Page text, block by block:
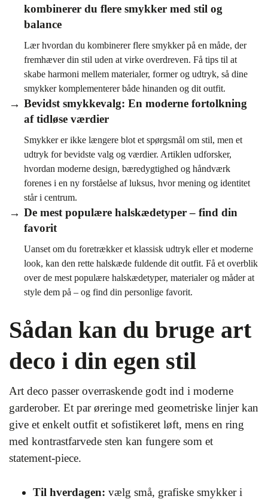
kombinerer du flere smykker med stil og
balance
Lær hvordan du kombinerer flere smykker på en måde, der
fremhæver din stil uden at virke overdreven. Få tips til at
skabe harmoni mellem materialer, former og udtryk, så dine
smykker komplementerer både hinanden og dit outfit.
Bevidst smykkevalg: En moderne fortolkning
af tidløse værdier
Smykker er ikke længere blot et spørgsmål om stil, men et
udtryk for bevidste valg og værdier. Artiklen udforsker,
hvordan moderne design, bæredygtighed og håndværk
forenes i en ny forståelse af luksus, hvor mening og identitet
står i centrum.
De mest populære halskædetyper – find din
favorit
Uanset om du foretrækker et klassisk udtryk eller et moderne
look, kan den rette halskæde fuldende dit outfit. Få et overblik
over de mest populære halskædetyper, materialer og måder at
style dem på – og find din personlige favorit.
Sådan kan du bruge art
deco i din egen stil
Art deco passer overraskende godt ind i moderne
garderober. Et par øreringe med geometriske linjer kan
give et enkelt outfit et sofistikeret løft, mens en ring
med kontrastfarvede sten kan fungere som et
statement-piece.
Til hverdagen: vælg små, grafiske smykker i